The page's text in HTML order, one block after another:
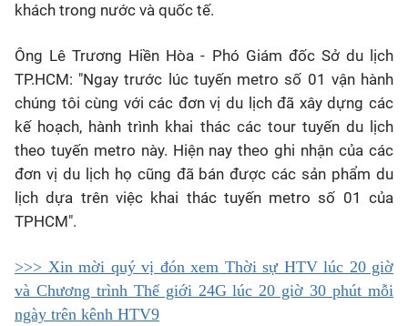
khách trong nước và quốc tế.
Ông Lê Trương Hiền Hòa - Phó Giám đốc Sở du lịch
TP.HCM: "Ngay trước lúc tuyến metro số 01 vận hành
chúng tôi cùng với các đơn vị du lịch đã xây dựng các
kế hoạch, hành trình khai thác các tour tuyến du lịch
theo tuyến metro này. Hiện nay theo ghi nhận của các
đơn vị du lịch họ cũng đã bán được các sản phẩm du
lịch dựa trên việc khai thác tuyến metro số 01 của
TPHCM".
>>> Xin mời quý vị đón xem Thời sự HTV lúc 20 giờ
và Chương trình Thế giới 24G lúc 20 giờ 30 phút mỗi
ngày trên kênh HTV9